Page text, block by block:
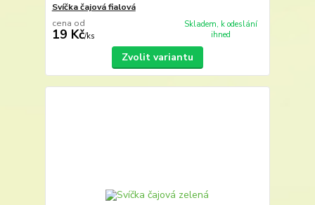
Svíčka čajová fialová
cena od
19 Kč/ks
Skladem, k odeslání
ihned
Zvolit variantu